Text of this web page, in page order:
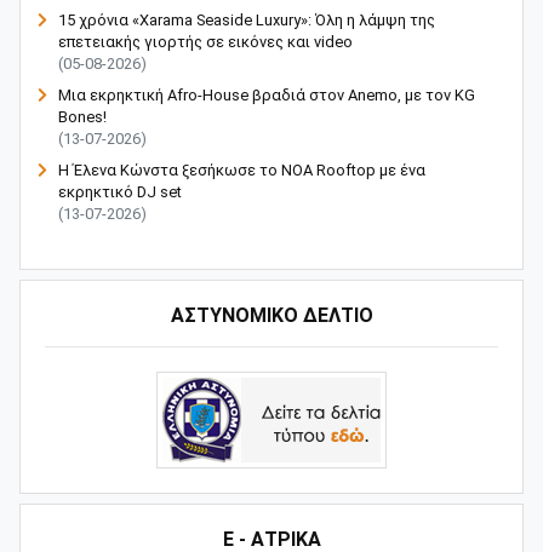
15 χρόνια «Xarama Seaside Luxury»: Όλη η λάμψη της
επετειακής γιορτής σε εικόνες και video
(05-08-2026)
Μια εκρηκτική Afro-House βραδιά στον Anemo, με τον KG
Bones!
(13-07-2026)
Η Έλενα Κώνστα ξεσήκωσε το NOA Rooftop με ένα
εκρηκτικό DJ set
(13-07-2026)
ΑΣΤΥΝΟΜΙΚΟ ΔΕΛΤΙΟ
Ε - ΑΤΡΙΚΑ